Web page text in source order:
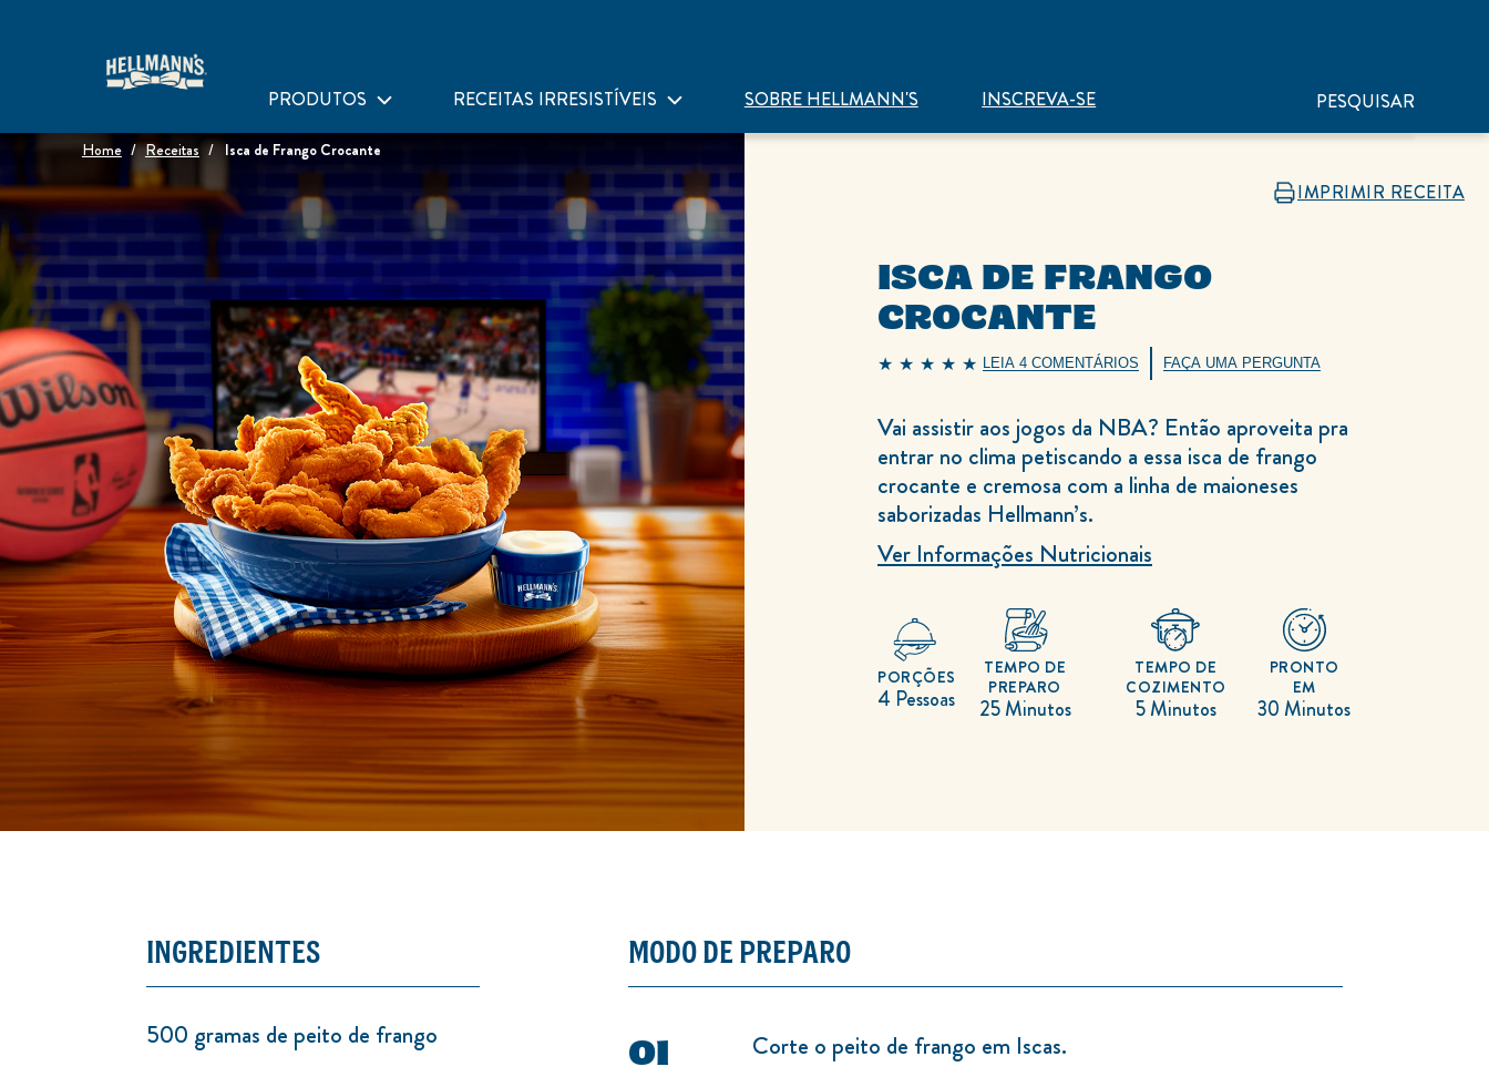
PRODUTOS RECEITAS IRRESISTÍVEIS SOBRE HELLMANN'S INSCREVA-SE PESQUISAR
Home Receitas Isca de Frango Crocante
IMPRIMIR RECEITA
ISCA DE FRANGO
CROCANTE
A
Isca
de
Frango
Crocante
é
4.8
de
5
4
classificações.
LEIA 4 COMENTÁRIOS FAÇA UMA PERGUNTA
Vai assistir aos jogos da NBA? Então aproveita pra
entrar no clima petiscando a essa isca de frango
crocante e cremosa com a linha de maioneses
saborizadas Hellmann’s.
Ver Informações Nutricionais
4 Pessoas
PORÇÕES
25 Minutos
TEMPO DE
PREPARO
5 Minutos
TEMPO DE
COZIMENTO
30 Minutos
PRONTO
EM
INGREDIENTES
500 gramas de peito de frango
MODO DE PREPARO
Corte o peito de frango em Iscas.